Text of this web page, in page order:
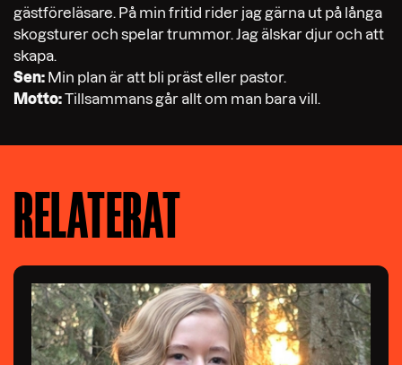
gästföreläsare. På min fritid rider jag gärna ut på långa
skogsturer och spelar trummor. Jag älskar djur och att
skapa.
Sen: Min plan är att bli präst eller pastor.
Motto:Tillsammans går allt om man bara vill.
RELATERAT